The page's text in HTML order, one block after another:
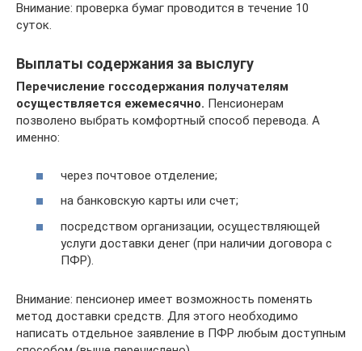
Внимание: проверка бумаг проводится в течение 10
суток.
Выплаты содержания за выслугу
Перечисление госсодержания получателям
осуществляется ежемесячно. Пенсионерам
позволено выбрать комфортный способ перевода. А
именно:
через почтовое отделение;
на банковскую карты или счет;
посредством организации, осуществляющей
услуги доставки денег (при наличии договора с
ПФР).
Внимание: пенсионер имеет возможность поменять
метод доставки средств. Для этого необходимо
написать отдельное заявление в ПФР любым доступным